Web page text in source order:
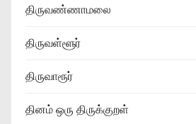
திருவண்ணாமலை
திருவள்ளூர்
திருவாரூர்
தினம் ஒரு திருக்குறள்